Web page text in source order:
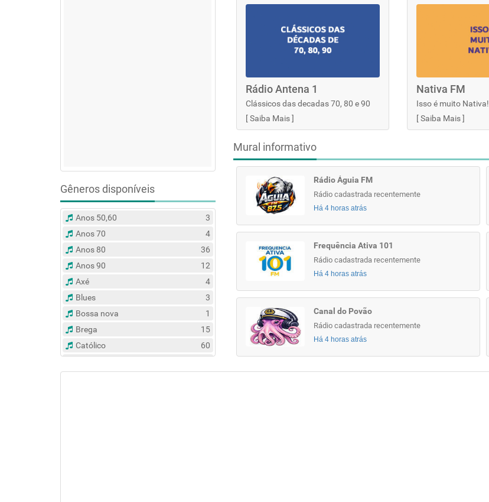
Gêneros disponíveis
Anos 50,60
3
Anos 70
4
Anos 80
36
Anos 90
12
Axé
4
Blues
3
Bossa nova
1
Brega
15
Católico
60
Rádio Antena 1
Clássicos das decadas 70, 80 e 90
[Saiba Mais]
Nativa FM
Isso é muito Nativa!
[Saiba Mais]
Mural informativo
Rádio Águia FM
Rádio cadastrada recentemente
Há 4 horas atrás
Frequência Ativa 101
Rádio cadastrada recentemente
Há 4 horas atrás
Canal do Povão
Rádio cadastrada recentemente
Há 4 horas atrás